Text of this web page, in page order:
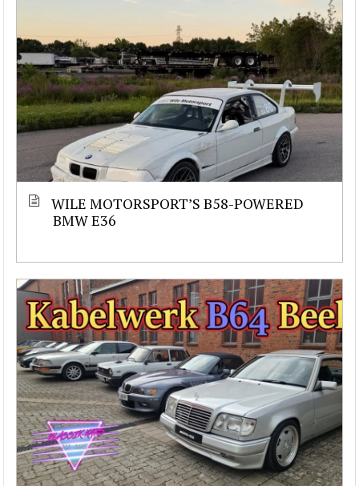
WILE MOTORSPORT’S B58-POWERED
BMW E36